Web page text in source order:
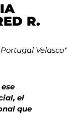
R.
Velasco*
el
que